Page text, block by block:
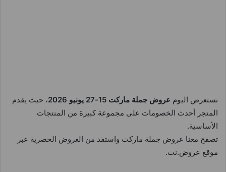
نستعرض اليوم عروض جملة ماركت 15-27 يونيو 2026
، حيث يقدم
المتجر أحدث الخصومات على مجموعة كبيرة من المنتجات
الأساسية.
تصفح معنا عروض جملة ماركت واستفد من العروض الحصرية عبر
موقع عروض.نت.